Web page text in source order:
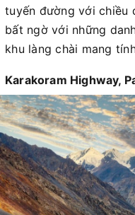
tuyến đường với chiều
bất ngờ với những
khu làng chài mang
Karakoram Highway,